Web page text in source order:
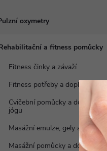
oxymetry
a fitness pomůcky
Fitness činky a závaží
Fitness potřeby a doplňky
Cvičební pomůcky a doplňky na
jógu
Masážní emulze, gely a oleje
Masážní pomůcky a doplňky